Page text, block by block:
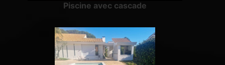
Piscine avec cascade